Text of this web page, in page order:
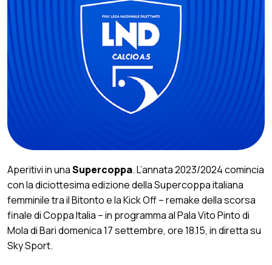
Aperitivi in unaSupercoppa. L’annata 2023/2024 comincia
con la diciottesima edizione della Supercoppa italiana
femminile tra il Bitonto e la Kick Off – remake della scorsa
finale di Coppa Italia – in programma al Pala Vito Pinto di
Mola di Bari domenica 17 settembre, ore 18.15, in diretta su
Sky Sport.